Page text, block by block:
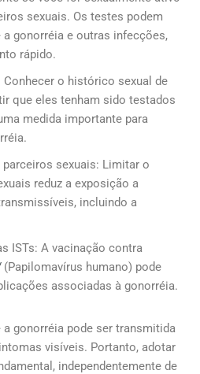
sexuais. Os testes podem
gonorréia e outras infecções,
rápido.
Conhecer o histórico sexual de
que eles tenham sido testados
medida importante para
parceiros sexuais: Limitar o
reduz a exposição a
incluindo a
ISTs: A vacinação contra
(Papilomavírus humano) pode
associadas à gonorréia.
gonorréia pode ser transmitida
visíveis. Portanto, adotar
independentemente de